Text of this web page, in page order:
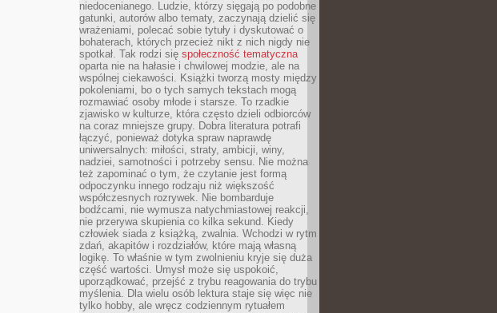
niedocenianego. Ludzie, którzy sięgają po podobne
gatunki, autorów albo tematy, zaczynają dzielić się
wrażeniami, polecać sobie tytuły i dyskutować o
bohaterach, których przecież nikt z nich nigdy nie
spotkał. Tak rodzi się społeczność tematyczna
oparta nie na hałasie i chwilowej modzie, ale na
wspólnej ciekawości. Książki tworzą mosty między
pokoleniami, bo o tych samych tekstach mogą
rozmawiać osoby młode i starsze. To rzadkie
zjawisko w kulturze, która często dzieli odbiorców
na coraz mniejsze grupy. Dobra literatura potrafi
łączyć, ponieważ dotyka spraw naprawdę
uniwersalnych: miłości, straty, ambicji, winy,
nadziei, samotności i potrzeby sensu. Nie można
też zapominać o tym, że czytanie jest formą
odpoczynku innego rodzaju niż większość
współczesnych rozrywek. Nie bombarduje
bodźcami, nie wymusza natychmiastowej reakcji,
nie przerywa skupienia co kilka sekund. Kiedy
człowiek siada z książką, zwalnia. Wchodzi w rytm
zdań, akapitów i rozdziałów, które mają własną
logikę. To właśnie w tym zwolnieniu kryje się duża
część wartości. Umysł może się uspokoić,
uporządkować, przejść z trybu reagowania do trybu
myślenia. Dla wielu osób lektura staje się więc nie
tylko hobby, ale wręcz codziennym rytuałem